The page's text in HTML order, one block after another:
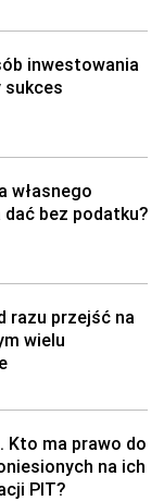
inwestowania
sukces
własnego
bez podatku?
razu przejść na
wielu
Kto ma prawo do
na ich
PIT?